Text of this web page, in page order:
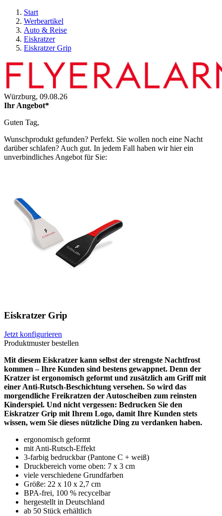
Start
Werbeartikel
Auto & Reise
Eiskratzer
Eiskratzer Grip
Würzburg, 09.08.26
Ihr Angebot*
Guten Tag,
Wunschprodukt gefunden? Perfekt. Sie wollen noch eine Nacht
darüber schlafen? Auch gut. In jedem Fall haben wir hier ein
unverbindliches Angebot für Sie:
Eiskratzer Grip
Jetzt konfigurieren
Produktmuster bestellen
Mit diesem Eiskratzer kann selbst der strengste Nachtfrost
kommen – Ihre Kunden sind bestens gewappnet. Denn der
Kratzer ist ergonomisch geformt und zusätzlich am Griff mit
einer Anti-Rutsch-Beschichtung versehen. So wird das
morgendliche Freikratzen der Autoscheiben zum reinsten
Kinderspiel. Und nicht vergessen: Bedrucken Sie den
Eiskratzer Grip mit Ihrem Logo, damit Ihre Kunden stets
wissen, wem Sie dieses nützliche Ding zu verdanken haben.
ergonomisch geformt
mit Anti-Rutsch-Effekt
3-farbig bedruckbar (Pantone C + weiß)
Druckbereich vorne oben: 7 x 3 cm
viele verschiedene Grundfarben
Größe: 22 x 10 x 2,7 cm
BPA-frei, 100 % recycelbar
hergestellt in Deutschland
ab 50 Stück erhältlich